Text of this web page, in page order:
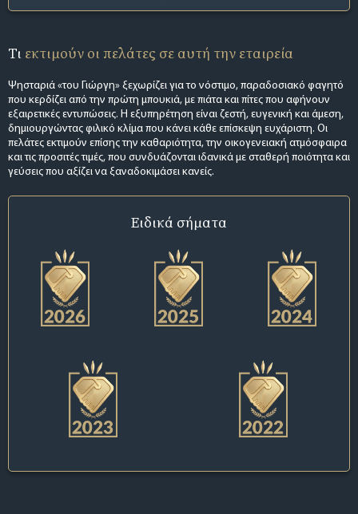
Τι εκτιμούν οι πελάτες σε αυτή την εταιρεία
Ψησταριά «του Γιώργη» ξεχωρίζει για το νόστιμο, παραδοσιακό φαγητό
που κερδίζει από την πρώτη μπουκιά, με πιάτα και πίτες που αφήνουν
εξαιρετικές εντυπώσεις. Η εξυπηρέτηση είναι ζεστή, ευγενική και άμεση,
δημιουργώντας φιλικό κλίμα που κάνει κάθε επίσκεψη ευχάριστη. Οι
πελάτες εκτιμούν επίσης την καθαριότητα, την οικογενειακή ατμόσφαιρα
και τις προσιτές τιμές, που συνδυάζονται ιδανικά με σταθερή ποιότητα και
γεύσεις που αξίζει να ξαναδοκιμάσει κανείς.
Ειδικά σήματα